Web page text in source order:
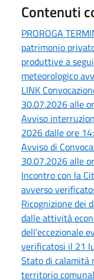
Contenuti
PROROGA
patrimonio
produttive a
meteorologico
LINK
30.07.2026 alle
Avviso
2026 dalle ore
Avviso di
30.07.2026 alle
Incontro con la
avverso
Ricognizione dei
dalle attività
dell’eccezionale
verificatosi il 21
Stato di calamità
territorio